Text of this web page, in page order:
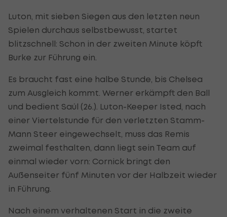
Luton, mit sieben Siegen aus den letzten neun
Spielen durchaus selbstbewusst, startet
blitzschnell: Schon in der zweiten Minute köpft
Burke zur Führung ein.
Es braucht fast eine halbe Stunde, bis Chelsea
zum Ausgleich kommt. Werner erkämpft den Ball
und bedient Saúl (26.). Luton-Keeper Isted, nach
einer Viertelstunde für den verletzten Stamm-
Mann Steer eingewechselt, muss das Remis
zweimal festhalten, dann liegt sein Team auf
einmal wieder vorn: Cornick bringt den
Außenseiter fünf Minuten vor der Halbzeit wieder
in Führung.
Nach einem verhaltenen Start in die zweite